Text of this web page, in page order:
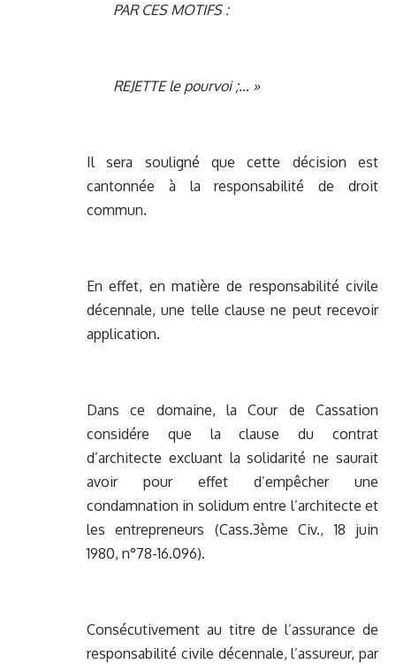
PAR CES MOTIFS :
REJETTE le pourvoi ;… »
Il sera souligné que cette décision est
cantonnée à la responsabilité de droit
commun.
En effet, en matière de responsabilité civile
décennale, une telle clause ne peut recevoir
application.
Dans ce domaine, la Cour de Cassation
considére que la clause du contrat
d’architecte excluant la solidarité ne saurait
avoir pour effet d’empêcher une
condamnation in solidum entre l’architecte et
les entrepreneurs (Cass.3ème Civ., 18 juin
1980, n°78-16.096).
Consécutivement au titre de l’assurance de
responsabilité civile décennale, l’assureur, par